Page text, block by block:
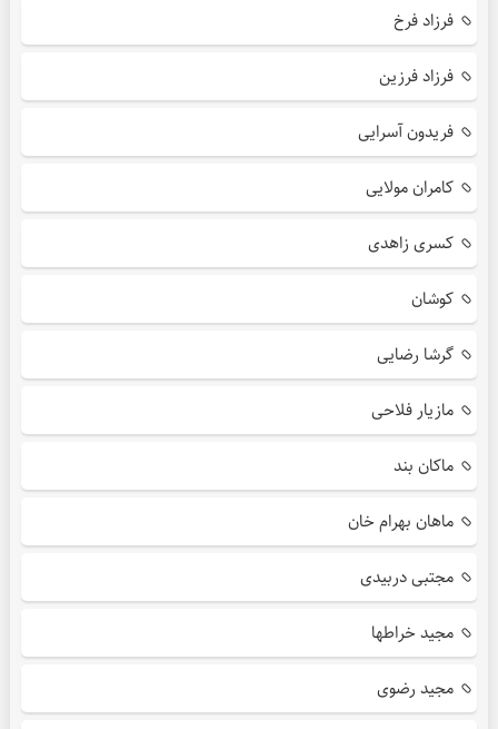
فرزاد فرخ
فرزاد فرزین
فریدون آسرایی
کامران مولایی
کسری زاهدی
کوشان
گرشا رضایی
مازیار فلاحی
ماکان بند
ماهان بهرام خان
مجتبی دربیدی
مجید خراطها
مجید رضوی